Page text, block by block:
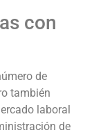
con
de
también
laboral
de